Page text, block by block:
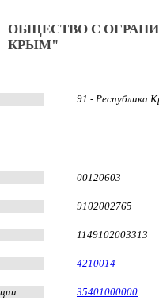
ОБЩЕСТВО С
КРЫМ"
91 - Республика
00120603
9102002765
1149102003313
4210014
35401000000